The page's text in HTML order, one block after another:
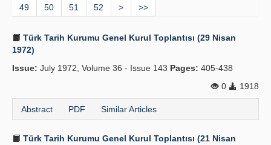
Writing Rules
Principles
Contact Us
49
50 51 52 > >>
Türk Tarih Kurumu Genel Kurul Toplantısı (29 Nisan
1972)
Issue: July 1972, Volume 36 - Issue 143 Pages: 405-438
0
1918
Abstract PDF Similar Articles
Türk Tarih Kurumu Genel Kurul Toplantısı (21 Nisan